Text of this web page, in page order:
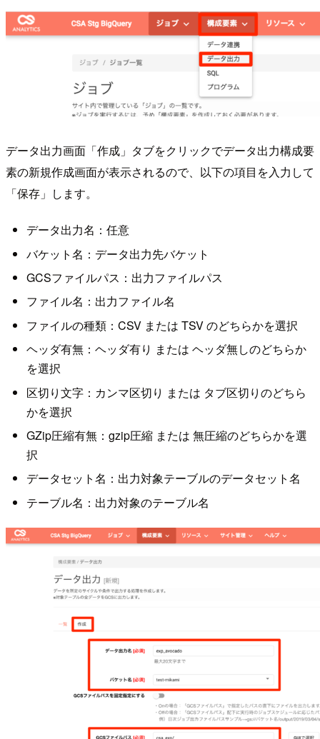
データ出力画面「作成」タブをクリックでデータ出力構成要
素の新規作成画面が表示されるので、以下の項目を入力して
「保存」します。
データ出力名：任意
バケット名：データ出力先バケット
GCSファイルパス：出力ファイルパス
ファイル名：出力ファイル名
ファイルの種類：CSV または TSV のどちらかを選択
ヘッダ有無：ヘッダ有り または ヘッダ無しのどちらか
を選択
区切り文字：カンマ区切り または タブ区切りのどちら
かを選択
GZip圧縮有無：gzip圧縮 または 無圧縮のどちらかを選
択
データセット名：出力対象テーブルのデータセット名
テーブル名：出力対象のテーブル名